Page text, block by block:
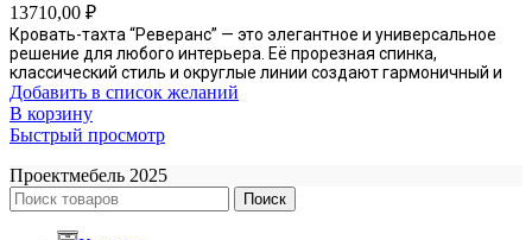
13710,00 ₽
Кровать-тахта “Реверанс” — это элегантное и универсальное
решение для любого интерьера. Её прорезная спинка,
классический стиль и округлые линии создают гармоничный и
Добавить в список желаний
В корзину
Быстрый просмотр
Проектмебель 2025
Поиск